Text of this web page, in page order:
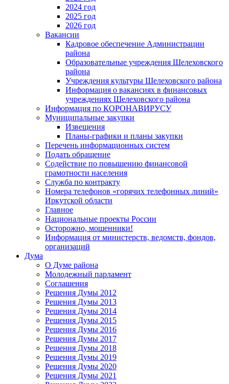
2024 год
2025 год
2026 год
Вакансии
Кадровое обеспечение Администрации
района
Образовательные учреждения Шелеховского
района
Учреждения культуры Шелеховского района
Информация о вакансиях в финансовых
учреждениях Шелеховского района
Информация по КОРОНАВИРУСУ
Муниципальные закупки
Извещения
Планы-графики и планы закупки
Перечень информационных систем
Подать обращение
Содействие по повышению финансовой
грамотности населения
Служба по контракту
Номера телефонов «горячих телефонных линий»
Иркутской области
Главное
Национальные проекты России
Осторожно, мошенники!
Информация от министерств, ведомств, фондов,
организаций
Дума
О Думе района
Молодежный парламент
Соглашения
Решения Думы 2012
Решения Думы 2013
Решения Думы 2014
Решения Думы 2015
Решения Думы 2016
Решения Думы 2017
Решения Думы 2018
Решения Думы 2019
Решения Думы 2020
Решения Думы 2021